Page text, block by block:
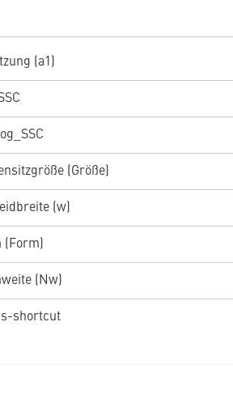
(a1)
(Größe)
(w)
(Form)
(Nw)
shortcut